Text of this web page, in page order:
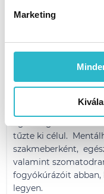
Marketing
életvezetési
Tímea az emberek
tűzte ki célul.
szakmeberként,
valamint
fogyókúrázóit
legyen.